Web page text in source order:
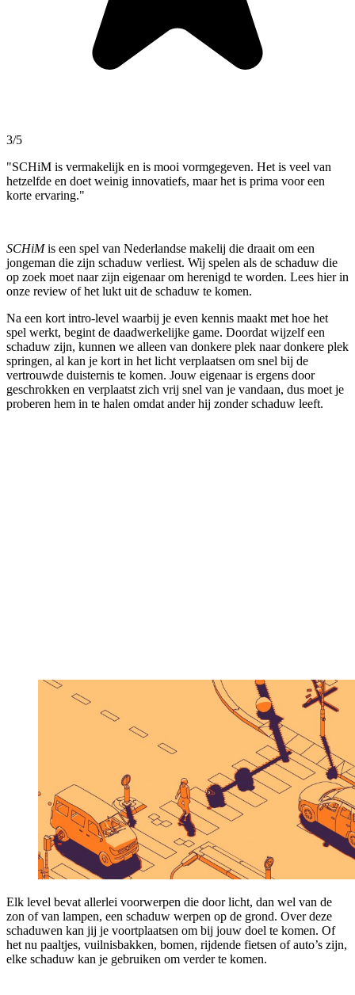
3/5
"SCHiM is vermakelijk en is mooi vormgegeven. Het is veel van
hetzelfde en doet weinig innovatiefs, maar het is prima voor een
korte ervaring."
SCHiMis een spel van Nederlandse makelij die draait om een
jongeman die zijn schaduw verliest. Wij spelen als de schaduw die
op zoek moet naar zijn eigenaar om herenigd te worden. Lees hier in
onze review of het lukt uit de schaduw te komen.
Na een kort intro-level waarbij je even kennis maakt met hoe het
spel werkt, begint de daadwerkelijke game. Doordat wijzelf een
schaduw zijn, kunnen we alleen van donkere plek naar donkere plek
springen, al kan je kort in het licht verplaatsen om snel bij de
vertrouwde duisternis te komen. Jouw eigenaar is ergens door
geschrokken en verplaatst zich vrij snel van je vandaan, dus moet je
proberen hem in te halen omdat ander hij zonder schaduw leeft.
Elk level bevat allerlei voorwerpen die door licht, dan wel van de
zon of van lampen, een schaduw werpen op de grond. Over deze
schaduwen kan jij je voortplaatsen om bij jouw doel te komen. Of
het nu paaltjes, vuilnisbakken, bomen, rijdende fietsen of auto’s zijn,
elke schaduw kan je gebruiken om verder te komen.